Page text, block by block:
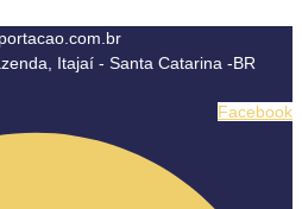
Itajaí - Santa Catarina -BR
Facebook